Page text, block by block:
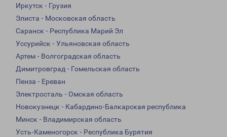
Иркутск - Грузия
Элиста - Московская область
Саранск - Республика Марий Эл
Уссурийск - Ульяновская область
Артем - Волгоградская область
Димитровград - Гомельская область
Пенза - Ереван
Электросталь - Омская область
Новокузнецк - Кабардино-Балкарская республика
Минск - Владимирская область
Усть-Каменогорск - Республика Бурятия